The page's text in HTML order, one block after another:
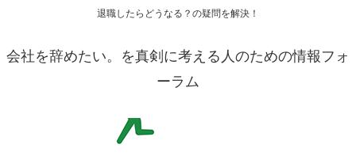
退職したらどうなる？の疑問を解決！
会社を辞めたい。を真剣に考える人のための情報フォ
ーラム